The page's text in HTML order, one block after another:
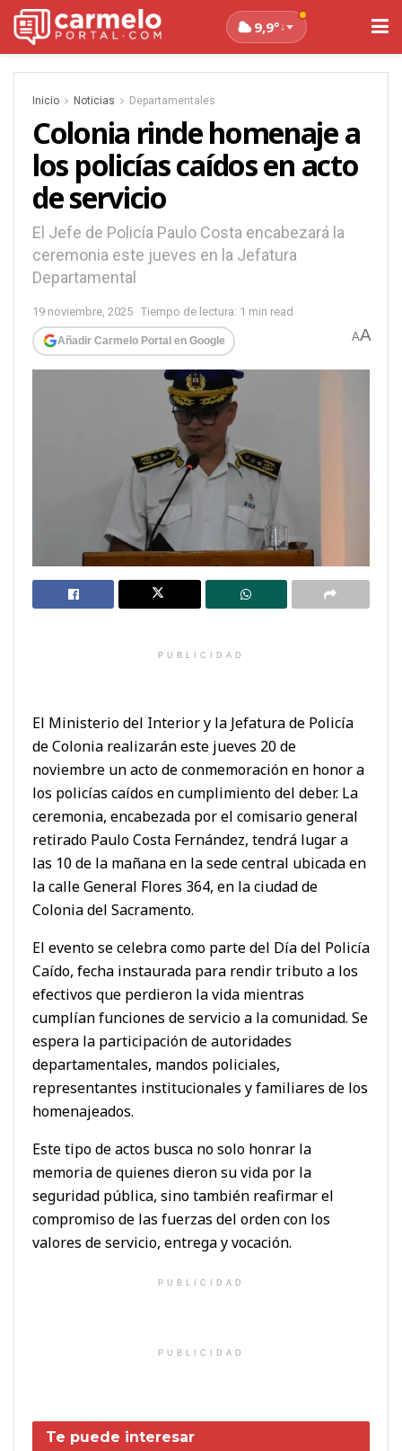
9,9°↓
Inicio Noticias Departamentales
Colonia rinde homenaje a
los policías caídos en acto
de servicio
El Jefe de Policía Paulo Costa encabezará la
ceremonia este jueves en la Jefatura
Departamental
19 noviembre, 2025 Tiempo de lectura: 1 min read
Añadir Carmelo Portal en Google AA
PUBLICIDAD
El Ministerio del Interior y la Jefatura de Policía
de Colonia realizarán este jueves 20 de
noviembre un acto de conmemoración en honor a
los policías caídos en cumplimiento del deber. La
ceremonia, encabezada por el comisario general
retirado Paulo Costa Fernández, tendrá lugar a
las 10 de la mañana en la sede central ubicada en
la calle General Flores 364, en la ciudad de
Colonia del Sacramento.
El evento se celebra como parte del Día del Policía
Caído, fecha instaurada para rendir tributo a los
efectivos que perdieron la vida mientras
cumplían funciones de servicio a la comunidad. Se
espera la participación de autoridades
departamentales, mandos policiales,
representantes institucionales y familiares de los
homenajeados.
Este tipo de actos busca no solo honrar la
memoria de quienes dieron su vida por la
seguridad pública, sino también reafirmar el
compromiso de las fuerzas del orden con los
valores de servicio, entrega y vocación.
PUBLICIDAD
PUBLICIDAD
Te puede interesar